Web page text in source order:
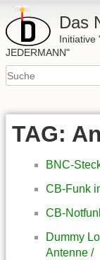
Das
Initiative
JEDERMANN"
TAG:
BNC-
CB-Funk
CB-
Dummy
Antenne /